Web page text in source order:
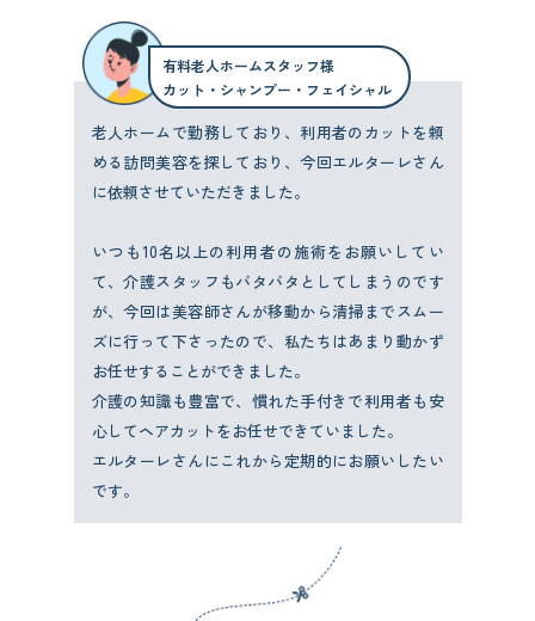
有料老人ホームスタッフ様
カット・シャンプー・フェイシャル
老人ホームで勤務しており、利用者のカットを頼
める訪問美容を探しており、今回エルターレさん
に依頼させていただきました。
いつも10名以上の利用者の施術をお願いしてい
て、介護スタッフもバタバタとしてしまうのです
が、今回は美容師さんが移動から清掃までスムー
ズに行って下さったので、私たちはあまり動かず
お任せすることができました。
介護の知識も豊富で、慣れた手付きで利用者も安
心してヘアカットをお任せできていました。
エルターレさんにこれから定期的にお願いしたい
です。